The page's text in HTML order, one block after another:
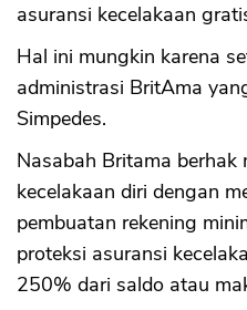
asuransi kecelakaan
Hal ini mungkin karena
administrasi BritAma
Simpedes.
Nasabah Britama berhak
kecelakaan diri dengan
pembuatan rekening
proteksi asuransi
250% dari saldo atau